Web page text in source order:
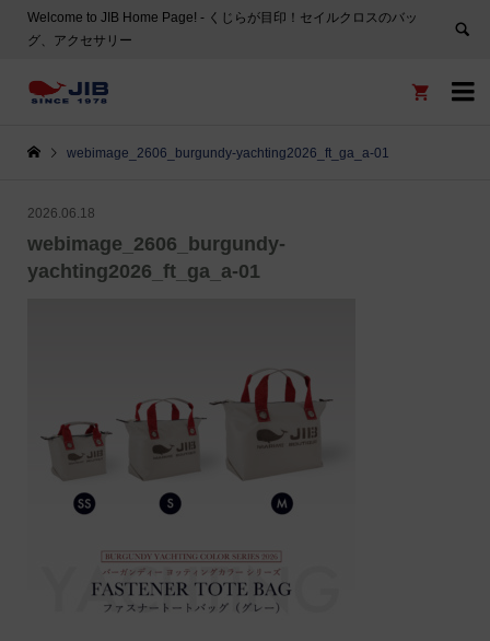
Welcome to JIB Home Page! ‐ くじらが目印！セイルクロスのバッ
グ、アクセサリー


webimage_2606_burgundy-yachting2026_ft_ga_a-01
2026.06.18
webimage_2606_burgundy-
yachting2026_ft_ga_a-01